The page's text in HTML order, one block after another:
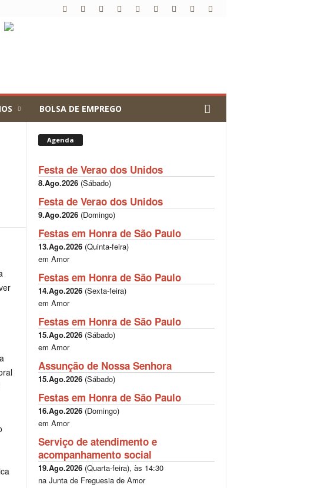
BOLSA DE EMPREGO
Agenda
Festa de Verao dos Unidos
8.Ago.2026(Sábado)
Festa de Verao dos Unidos
9.Ago.2026(Domingo)
Festas em Honra de São Paulo
13.Ago.2026(Quinta-feira)
em Amor
Festas em Honra de São Paulo
14.Ago.2026(Sexta-feira)
em Amor
Festas em Honra de São Paulo
15.Ago.2026(Sábado)
em Amor
Assunção de Nossa Senhora
15.Ago.2026(Sábado)
Festas em Honra de São Paulo
16.Ago.2026(Domingo)
em Amor
Serviço de atendimento e
acompanhamento social
19.Ago.2026(Quarta-feira), às 14:30
na Junta de Freguesia de Amor